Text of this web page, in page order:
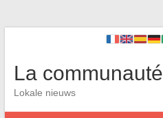
La communauté
Lokale nieuws